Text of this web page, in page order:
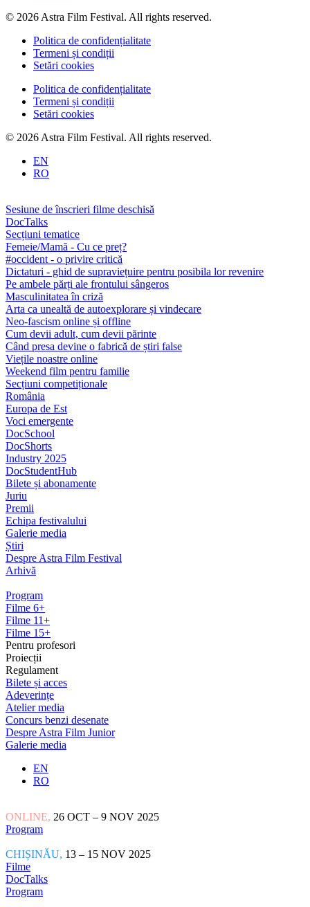
© 2026 Astra Film Festival. All rights reserved.
Politica de confidențialitate
Termeni și condiții
Setări cookies
Politica de confidențialitate
Termeni și condiții
Setări cookies
© 2026 Astra Film Festival. All rights reserved.
EN
RO
Sesiune de înscrieri filme deschisă
DocTalks
Secțiuni tematice
Femeie/Mamă - Cu ce preț?
#occident - o privire critică
Dictaturi - ghid de supraviețuire pentru posibila lor revenire
Pe ambele părți ale frontului sângeros
Masculinitatea în criză
Arta ca unealtă de autoexplorare și vindecare
Neo-fascism online și offline
Cum devii adult, cum devii părinte
Când presa devine o fabrică de știri false
Viețile noastre online
Weekend film pentru familie
Secțiuni competiționale
România
Europa de Est
Voci emergente
DocSchool
DocShorts
Industry 2025
DocStudentHub
Bilete și abonamente
Juriu
Premii
Echipa festivalului
Galerie media
Știri
Despre Astra Film Festival
Arhivă
Program
Filme 6+
Filme 11+
Filme 15+
Pentru profesori
Proiecții
Regulament
Bilete și acces
Adeverințe
Atelier media
Concurs benzi desenate
Despre Astra Film Junior
Galerie media
EN
RO
ONLINE, 26 OCT – 9 NOV 2025
Program
CHIȘINĂU, 13 – 15 NOV 2025
Filme
DocTalks
Program